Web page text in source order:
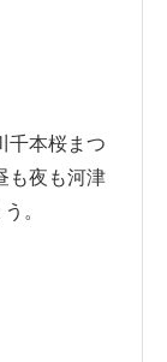
千本桜まつ
も夜も河津
。